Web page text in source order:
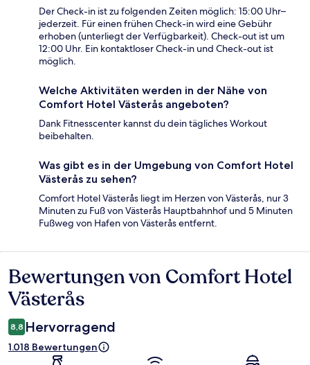
Der Check-in ist zu folgenden Zeiten möglich: 15:00 Uhr–
jederzeit. Für einen frühen Check-in wird eine Gebühr
erhoben (unterliegt der Verfügbarkeit). Check-out ist um
12:00 Uhr. Ein kontaktloser Check-in und Check-out ist
möglich.
Welche Aktivitäten werden in der Nähe von
Comfort Hotel Västerås angeboten?
Dank Fitnesscenter kannst du dein tägliches Workout
beibehalten.
Was gibt es in der Umgebung von Comfort Hotel
Västerås zu sehen?
Comfort Hotel Västerås liegt im Herzen von Västerås, nur 3
Minuten zu Fuß von Västerås Hauptbahnhof und 5 Minuten
Fußweg von Hafen von Västerås entfernt.
Bewertungen
Bewertungen von Comfort Hotel
Västerås
8,8 Hervorragend
1.018 Bewertungen